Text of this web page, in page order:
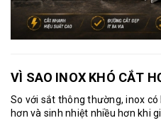
VÌ SAO INOX KHÓ CẮT
So với sắt thông thường, inox
hơn và sinh nhiệt nhiều hơn khi